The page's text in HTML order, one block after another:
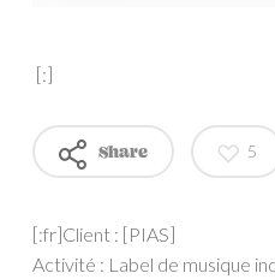
[:]
Share 5
[:fr]Client : [PIAS]
Activité : Label de musique